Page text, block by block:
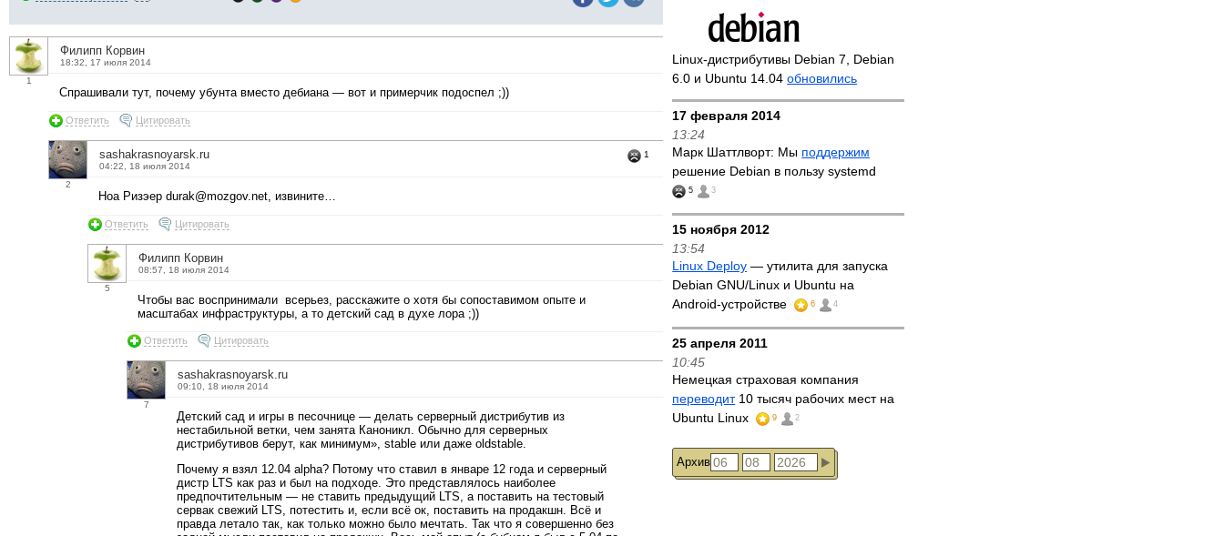
1
Филипп Корвин
18:32, 17 июля 2014
Спрашивали тут, почему убунта вместо дебиана — вот и примерчик подоспел ;))
Ответить Цитировать
2
sashakrasnoyarsk.ru
04:22, 18 июля 2014
1
Ноа Ризэер durak@mozgov.net, извините…
Ответить Цитировать
5
Филипп Корвин
08:57, 18 июля 2014
Чтобы вас воспринимали всерьез, расскажите о хотя бы сопоставимом опыте и
масштабах инфраструктуры, а то детский сад в духе лора ;))
Ответить Цитировать
7
sashakrasnoyarsk.ru
09:10, 18 июля 2014
Детский сад и игры в песочнице — делать серверный дистрибутив из
нестабильной ветки, чем занята Каноникл. Обычно для серверных
дистрибутивов берут, как минимум», stable или даже oldstable.
Почему я взял 12.04 alpha? Потому что ставил в январе 12 года и серверный
дистр LTS как раз и был на подходе. Это представлялось наиболее
предпочтительным — не ставить предыдущий LTS, а поставить на тестовый
сервак свежий LTS, потестить и, если всё ок, поставить на продакшн. Всё и
правда летало так, как только можно было мечтать. Так что я совершенно без
Linux-дистрибутивы Debian 7, Debian
6.0 и Ubuntu 14.04обновились
17 февраля 2014
13:24
Марк Шаттлворт: Мы поддержим
решение Debian в пользу systemd
5 3
15 ноября 2012
13:54
Linux Deploy — утилита для запуска
Debian GNU/Linux и Ubuntu на
Android-устройстве
6 4
25 апреля 2011
10:45
Немецкая страховая компания
переводит10 тысяч рабочих мест на
Ubuntu Linux
9 2
Архив